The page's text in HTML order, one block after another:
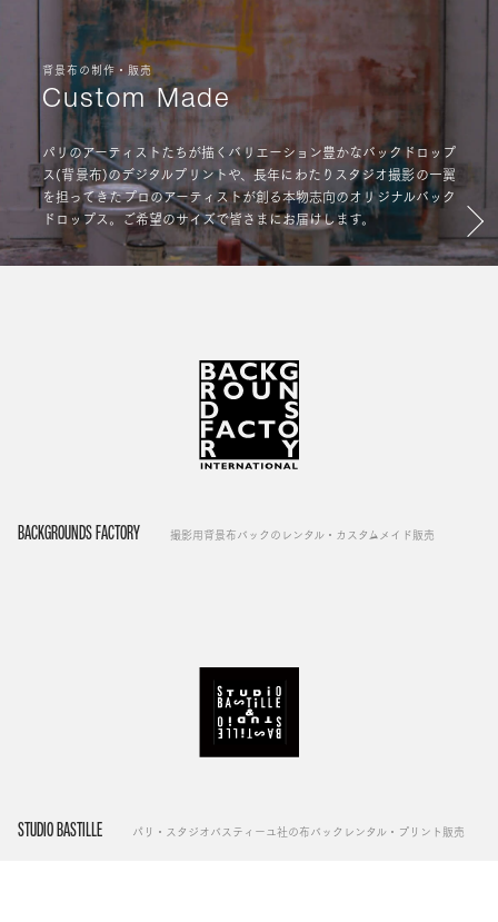
背景布の制作・販売
Custom Made
パリのアーティストたちが描くバリエーション豊かなバックドロップ
ス(背景布)のデジタルプリントや、長年にわたりスタジオ撮影の一翼
を担ってきたプロのアーティストが創る本物志向のオリジナルバック
ドロップス。ご希望のサイズで皆さまにお届けします。
BACKGROUNDS FACTORY 撮影用背景布バックのレンタル・カスタムメイド販売
STUDIO BASTILLE パリ・スタジオバスティーユ社の布バックレンタル・プリント販売